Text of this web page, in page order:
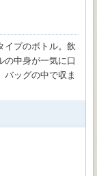
イプのボトル。飲
の中身が一気に口
バッグの中で収ま